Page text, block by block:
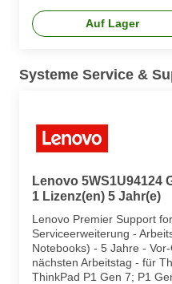
Auf Lager
Systeme Service &
Lenovo 5WS1U94124
1 Lizenz(en) 5 Jahr(e)
Lenovo Premier Support
Serviceerweiterung -
Notebooks) - 5 Jahre -
nächsten Arbeitstag - für
ThinkPad P1 Gen 7; P1